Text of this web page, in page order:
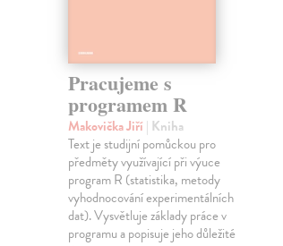
Pracujeme s
programem R
Makovička Jiří | Kniha
Text je studijní pomůckou pro
předměty využívající při výuce
program R (statistika, metody
vyhodnocování experimentálních
dat). Vysvětluje základy práce v
programu a popisuje jeho důležité